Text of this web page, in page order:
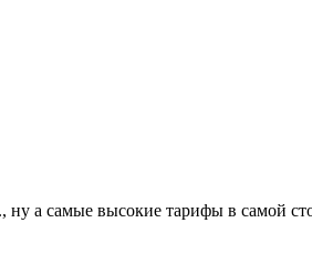
а самые высокие тарифы в самой